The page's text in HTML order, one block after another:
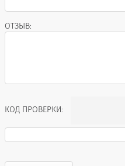
ОТЗЫВ:
КОД ПРОВЕРКИ: